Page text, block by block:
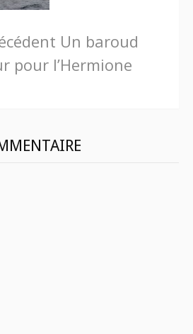
Un baroud
pour l’Hermione